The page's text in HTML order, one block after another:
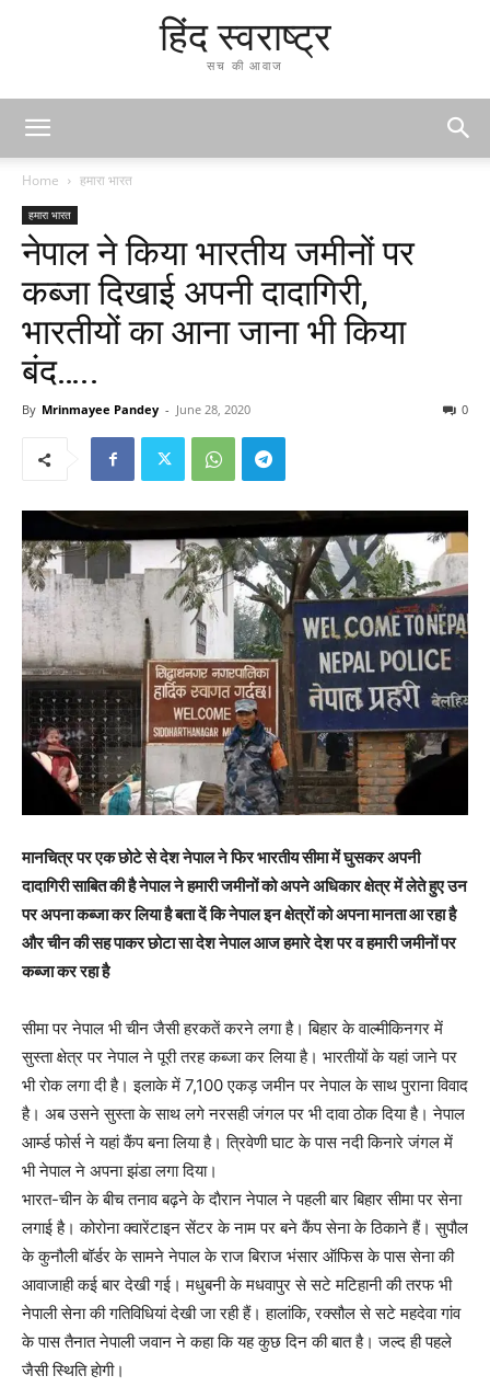
हिंद स्वराष्ट्र
सच की आवाज
Home हमारा भारत
हमारा भारत
नेपाल ने किया भारतीय जमीनों पर
कब्जा दिखाई अपनी दादागिरी,
भारतीयों का आना जाना भी किया
बंद…..
By Mrinmayee Pandey - June 28, 2020 0
मानचित्र पर एक छोटे से देश नेपाल ने फिर भारतीय सीमा में घुसकर अपनी
दादागिरी साबित की है नेपाल ने हमारी जमीनों को अपने अधिकार क्षेत्र में लेते हुए उन
पर अपना कब्जा कर लिया है बता दें कि नेपाल इन क्षेत्रों को अपना मानता आ रहा है
और चीन की सह पाकर छोटा सा देश नेपाल आज हमारे देश पर व हमारी जमीनों पर
कब्जा कर रहा है
सीमा पर नेपाल भी चीन जैसी हरकतें करने लगा है। बिहार के वाल्मीकिनगर में
सुस्ता क्षेत्र पर नेपाल ने पूरी तरह कब्जा कर लिया है। भारतीयों के यहां जाने पर
भी रोक लगा दी है। इलाके में 7,100 एकड़ जमीन पर नेपाल के साथ पुराना विवाद
है। अब उसने सुस्ता के साथ लगे नरसही जंगल पर भी दावा ठोक दिया है। नेपाल
आर्म्ड फोर्स ने यहां कैंप बना लिया है। त्रिवेणी घाट के पास नदी किनारे जंगल में
भी नेपाल ने अपना झंडा लगा दिया।
भारत-चीन के बीच तनाव बढ़ने के दाैरान नेपाल ने पहली बार बिहार सीमा पर सेना
लगाई है। कोरोना क्वारेंटाइन सेंटर के नाम पर बने कैंप सेना के ठिकाने हैं। सुपौल
के कुनौली बॉर्डर के सामने नेपाल के राज बिराज भंसार ऑफिस के पास सेना की
आवाजाही कई बार देखी गई। मधुबनी के मधवापुर से सटे मटिहानी की तरफ भी
नेपाली सेना की गतिविधियां देखी जा रही हैं। हालांकि, रक्सौल से सटे महदेवा गांव
के पास तैनात नेपाली जवान ने कहा कि यह कुछ दिन की बात है। जल्द ही पहले
जैसी स्थिति हाेगी।